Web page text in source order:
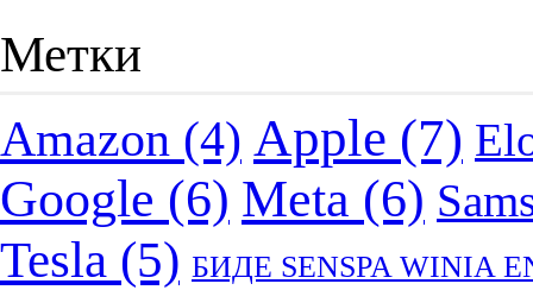
Метки
Amazon (4) Apple (7)
Google (6) Meta (6)
Tesla (5) БИДЕ SENSPA WINIA